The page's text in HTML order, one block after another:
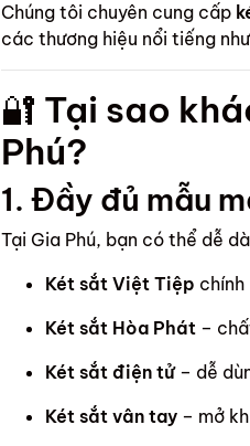
Chúng tôi chuyên cung cấp
các thương hiệu nổi tiếng
🔐 Tại sao
Phú?
1. Đầy đủ mẫu
Tại Gia Phú, bạn có thể dễ
Két sắt Việt Tiệp
Két sắt Hòa Phát –
Két sắt điện tử– dễ
Két sắt vân tay – mở